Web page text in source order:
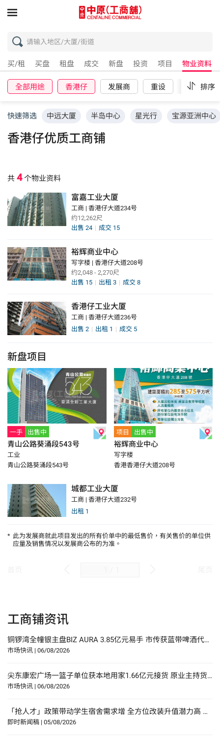
买/租 买盘 租盘 成交 新盘 投资 项目 物业资料
全部用途 香港仔 发展商 重设 排序
快速筛选 中远大厦 半岛中心 星光行 宝源亚洲中心
香港仔优质工商铺
共 4个物业资料
富嘉工业大厦
工商 | 香港仔大道234号
约12,262尺
出售 24 成交 15
裕辉商业中心
写字楼 | 香港仔大道208号
约2,048 - 2,270尺
出售 15 出租 3 成交 8
香港仔工业大厦
工商 | 香港仔大道236号
出售 2 出租 1 成交 5
新盘项目
一手 出售中
青山公路葵涌段543号
工业
青山公路葵涌段543号
项目 出售中
裕辉商业中心
写字楼
香港香港仔大道208号
城都工业大厦
工商 | 香港仔大道232号
出租 1
* 此为发展商就此项目发出的所有价单中的最低售价，有关售价的单位供
应量及销售情况以发展商公布的为准。
工商铺资讯
铜锣湾全幢银主盘BIZ AURA 3.85亿元易手 市传获蓝带啤酒代理商承接
市场快讯 | 06/08/2026
尖东康宏广场一篮子单位获本地用家1.66亿元接货 原业主持货22年赚27%
市场快讯 | 06/08/2026
「抢人才」政策带动学生宿舍需求增 全方位改装升值潜力高 佐敦庙街95至97号全幢独家放售 意向价约1.08亿元
即时新闻稿 | 05/08/2026